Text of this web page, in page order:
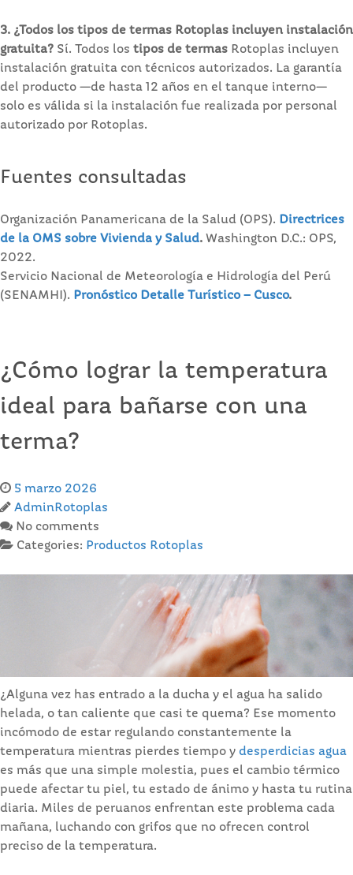
3. ¿Todos los tipos de termas Rotoplas incluyen instalación
gratuita? Sí. Todos los tipos de termas Rotoplas incluyen
instalación gratuita con técnicos autorizados. La garantía
del producto —de hasta 12 años en el tanque interno—
solo es válida si la instalación fue realizada por personal
autorizado por Rotoplas.
Fuentes consultadas
Organización Panamericana de la Salud (OPS). Directrices
de la OMS sobre Vivienda y Salud. Washington D.C.: OPS,
2022.
Servicio Nacional de Meteorología e Hidrología del Perú
(SENAMHI). Pronóstico Detalle Turístico – Cusco.
¿Cómo lograr la temperatura
ideal para bañarse con una
terma?
5 marzo 2026
AdminRotoplas
No comments
Categories: Productos Rotoplas
¿Alguna vez has entrado a la ducha y el agua ha salido
helada, o tan caliente que casi te quema? Ese momento
incómodo de estar regulando constantemente la
temperatura mientras pierdes tiempo y desperdicias agua
es más que una simple molestia, pues el cambio térmico
puede afectar tu piel, tu estado de ánimo y hasta tu rutina
diaria. Miles de peruanos enfrentan este problema cada
mañana, luchando con grifos que no ofrecen control
preciso de la temperatura.